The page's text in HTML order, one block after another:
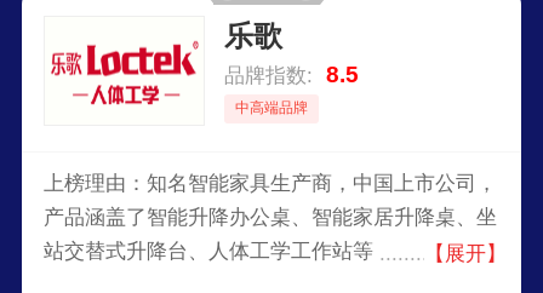
乐歌
品牌指数: 8.5
中高端品牌
上榜理由：知名智能家具生产商，中国上市公司，
产品涵盖了智能升降办公桌、智能家居升降桌、坐
站交替式升降台、人体工学工作站等，通过人体工
【展开】